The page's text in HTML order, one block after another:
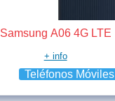
Samsung A06 4G LTE
+ info
Teléfonos Móviles